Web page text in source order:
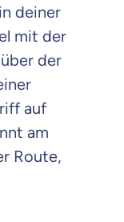
deiner
mit der
der
auf
am
Route,